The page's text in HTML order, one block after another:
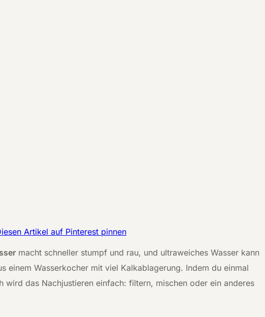
Artikel auf Pinterest pinnen
macht schneller stumpf und rau, und ultraweiches Wasser kann
einem Wasserkocher mit viel Kalkablagerung. Indem du einmal
das Nachjustieren einfach: filtern, mischen oder ein anderes